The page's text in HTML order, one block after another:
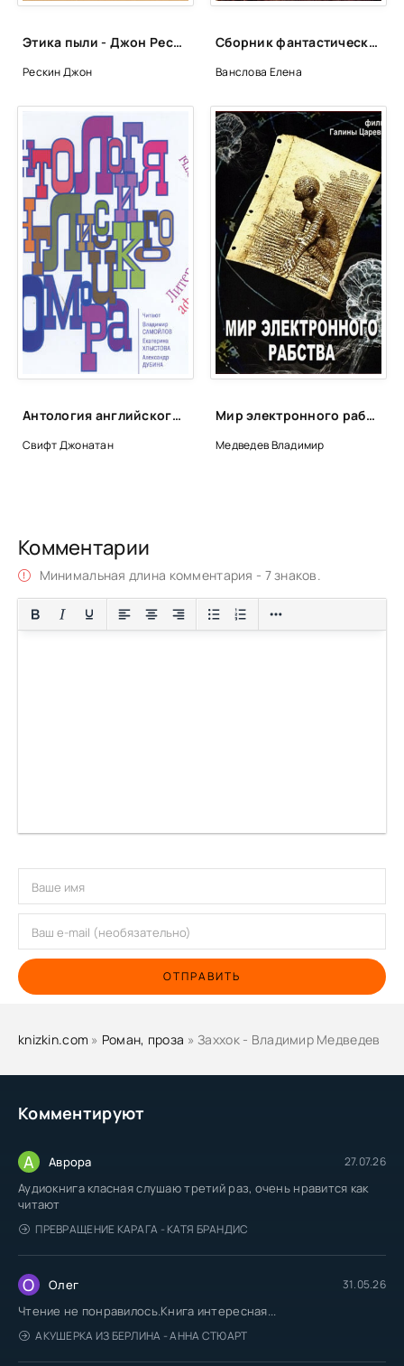
Комментируют
А Аврора 27.07.26
Аудиокнига класная слушаю третий раз, очень нравится как
читают
ПРЕВРАЩЕНИЕ КАРАГА - КАТЯ БРАНДИС
О Олег 31.05.26
Чтение не понравилось.Книга интересная...
АКУШЕРКА ИЗ БЕРЛИНА - АННА СТЮАРТ
Этика пыли - Джон Рескин
Рескин Джон
Сборник фантастических рассказов "Ралли Конская голова"
Ванслова Елена
Антология английского юмора (Сборник)
Свифт Джонатан
Мир электронного рабства - Владимир Медведев
Медведев Владимир
Комментарии
Минимальная длина комментария - 7 знаков.
ОТПРАВИТЬ
knizkin.com » Роман, проза » Заххок - Владимир Медведев